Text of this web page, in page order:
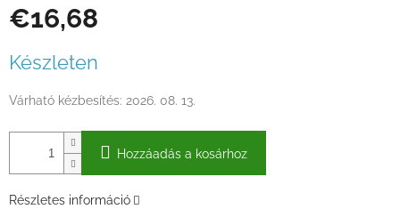
€16,68
Készleten
Várható kézbesítés: 2026. 08. 13.
Hozzáadás a kosárhoz
Részletes információ